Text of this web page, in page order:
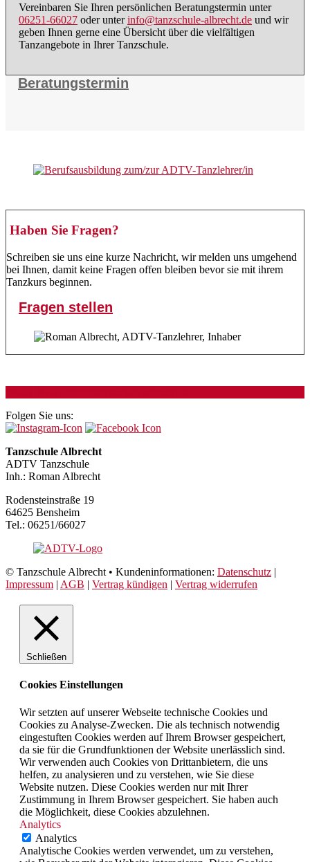
Vereinbaren Sie Ihren persönlichen Beratungstermin unter
06251-66027 oder unterinfo@tanzschule-albrecht.de und wir
geben Ihnen gerne eine Übersicht über die vielfältigen
Tanzangebote in Ihrer Tanzschule.
Beratungstermin
Haben Sie Fragen?
Schreiben sie uns eine kurze Nachricht, wir melden uns umgehend
bei Ihnen, damit keine Fragen offen bleiben bevor sie mit ihrem
Tanzkurs beginnen.
Fragen stellen
Folgen Sie uns:
Tanzschule Albrecht
ADTV Tanzschule
Inh.: Roman Albrecht
Rodensteinstraße 19
64625 Bensheim
Tel.: 06251/66027
© Tanzschule Albrecht • Kundeninformationen: Datenschutz |
Impressum | AGB | Vertrag kündigen | Vertrag widerrufen
Schließen
Cookies Einstellungen
Wir setzten auf unserer Webseite technische Cookies und
Cookies zu Analyse-Zwecken. Die als technisch notwendig
eingestuften Cookies werden auf Ihrem Browser gespeichert,
da sie für die Grundfunktionen der Website unerlässlich sind.
Wir verwenden auch Cookies von Drittanbietern, die uns
helfen, zu analysieren und zu verstehen, wie Sie diese
Website nutzen. Diese Cookies werden nur mit Ihrer
Zustimmung in Ihrem Browser gespeichert. Sie haben auch
die Möglichkeit, diese Cookies abzulehnen.
Analytics
Analytics
Analytische Cookies werden verwendet, um zu verstehen,